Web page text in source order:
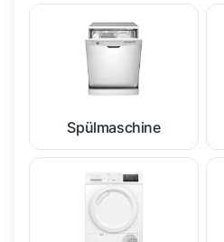
Spülmaschine